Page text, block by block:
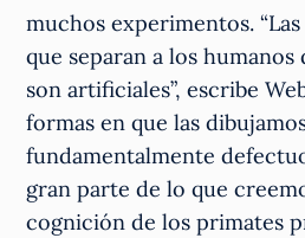
muchos experimentos.
que separan a los humanos
son artificiales”, escribe
formas en que las
fundamentalmente
gran parte de lo que
cognición de los primates